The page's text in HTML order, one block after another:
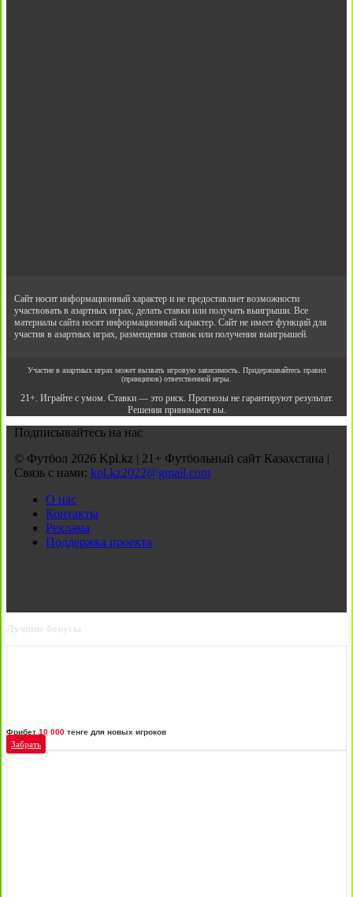
Сайт носит информационный характер и не предоставляет возможности
участвовать в азартных играх, делать ставки или получать выигрыши. Все
материалы сайта носят информационный характер. Сайт не имеет функций для
участия в азартных играх, размещения ставок или получения выигрышей.
Участие в азартных играх может вызвать игровую зависимость. Придерживайтесь правил
(принципов) ответственной игры.
21+. Играйте с умом. Ставки — это риск. Прогнозы не гарантируют результат.
Решения принимаете вы.
Подписывайтесь на нас
© Футбол 2026 Kpl.kz | 21+ Футбольный сайт Казахстана |
Связь с нами: kpl.kz2022@gmail.com
О нас
Контакты
Реклама
Поддержка проекта
Лучшие бонусы
Фрибет 10 000 тенге для новых игроков
Забрать